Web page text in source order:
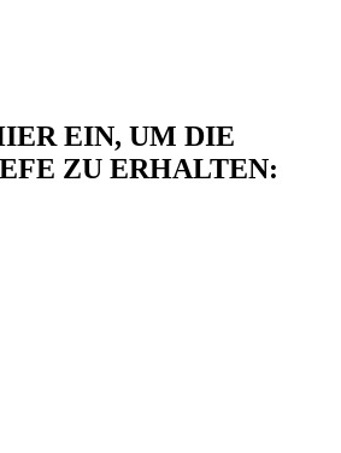
EIN, UM DIE
ZU ERHALTEN: